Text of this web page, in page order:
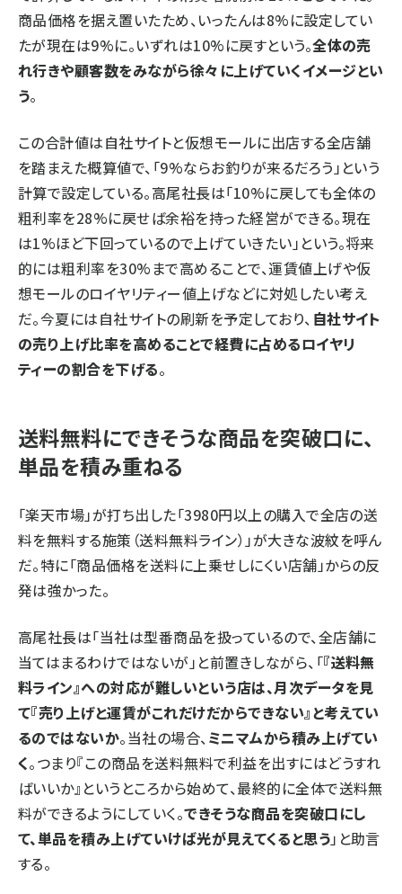
商品価格を据え置いたため、いったんは8%に設定してい
たが現在は9%に。いずれは10%に戻すという。全体の売
れ行きや顧客数をみながら徐々に上げていくイメージとい
う。
この合計値は自社サイトと仮想モールに出店する全店舗
を踏まえた概算値で、「9%ならお釣りが来るだろう」という
計算で設定している。高尾社長は「10%に戻しても全体の
粗利率を28%に戻せば余裕を持った経営ができる。現在
は1%ほど下回っているので上げていきたい」という。将来
的には粗利率を30%まで高めることで、運賃値上げや仮
想モールのロイヤリティー値上げなどに対処したい考え
だ。今夏には自社サイトの刷新を予定しており、 自社サイト
の売り上げ比率を高めることで経費に占めるロイヤリ
ティーの割合を下げる。
送料無料にできそうな商品を突破口に、
単品を積み重ねる
「楽天市場」が打ち出した「3980円以上の購入で全店の送
料を無料する施策（送料無料ライン）」が大きな波紋を呼ん
だ。特に「商品価格を送料に上乗せしにくい店舗」からの反
発は強かった。
高尾社長は「当社は型番商品を扱っているので、全店舗に
当てはまるわけではないが」と前置きしながら、「『送料無
料ライン』への対応が難しいという店は、月次データを見
て『売り上げと運賃がこれだけだからできない』と考えてい
るのではないか。当社の場合、 ミニマムから積み上げてい
く。つまり『この商品を送料無料で利益を出すにはどうすれ
ばいいか』というところから始めて、最終的に全体で送料無
料ができるようにしていく。できそうな商品を突破口にし
て、単品を積み上げていけば光が見えてくると思う」と助言
する。